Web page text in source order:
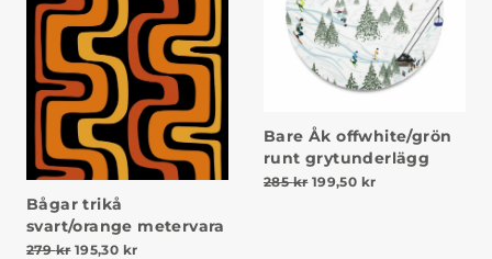
Bågar trikå
svart/orange metervara
279kr Det ursprungliga priset var: 279 kr.
195,30 krDet nuvarande priset är: 195,30 kr.
Bare Åk offwhite/grön
runt grytunderlägg
285kr Det ursprungliga priset
199,50 krDet nuvarande